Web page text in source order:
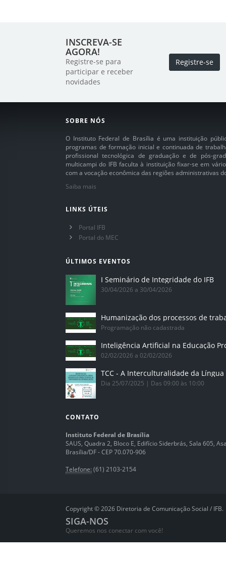
INSCREVA-SE
AGORA!
Registre-se para
participar e receber
novidades
Registre-se
SOBRE NÓS
O Instituto Federal de Brasília é uma instituição
programas de formação inicial e continuada de
profissional tecnológica de graduação e de pós-
multicampi do IFB faculta à instituição fixar-se em
com a vocação econômica das regiões administrativas
Saiba mais
LINKS ÚTEIS
Portal IFB
Portal do MEC
ÚLTIMOS EVENTOS
I Seminário de Integridade do IFB
30/04/2026 a 30/04/2026
Humanização dos processos de
Programação não cadastrada
02/02/2026 a 02/02/2026
Dia 25/07/2025 | Das 09:00 às 10:00
CONTATO
Instituto Federal de Brasília
SAUS, Quadra 2, Bloco E, Edifício Siderbrás, Sala 605,
Brasília/DF - CEP 70.070-906
Telefone: (61) 2103-2154
Copyright © 2026 Diretoria de Comunicação Social / IFB.
SIGA-NOS
Queremos nos conectar com você!